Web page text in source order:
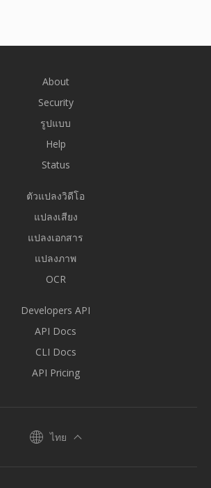
About
Security
รูปแบบ
Help
Status
ตัวแปลงวิดีโอ
แปลงเสียง
แปลงเอกสาร
แปลงภาพ
OCR
Developers API
API Docs
CLI Docs
API Pricing
ไทย